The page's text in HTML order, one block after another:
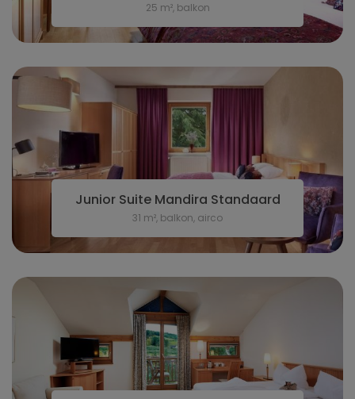
25 m², balkon
Junior Suite Mandira Standaard
31 m², balkon, airco